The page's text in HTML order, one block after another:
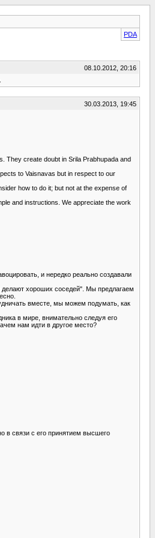
PDA
08.10.2012, 20:16
30.03.2013, 19:45
They create doubt in Srila Prabhupada and
to Vaisnavas but in respect to our
how to do it; but not at the expense of
and instructions. We appreciate the work
и нередко реально создавали
хороших соседей". Мы предлагаем
вместе, мы можем подумать, как
в мире, внимательно следуя его
нам идти в другое место?
в связи с его принятием высшего